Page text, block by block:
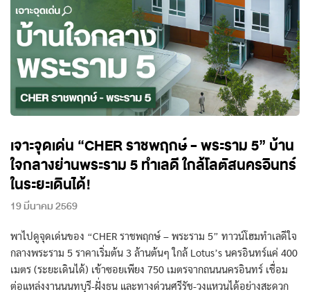
เจาะจุดเด่น “CHER ราชพฤกษ์ - พระราม 5” บ้าน
ใจกลางย่านพระราม 5 ทำเลดี ใกล้โลตัสนครอินทร์
ในระยะเดินได้!
19 มีนาคม 2569
พาไปดูจุดเด่นของ “CHER ราชพฤกษ์ – พระราม 5” ทาวน์โฮมทำเลดีใจ
กลางพระราม 5 ราคาเริ่มต้น 3 ล้านต้นๆ ใกล้ Lotus’s นครอินทร์แค่ 400
เมตร (ระยะเดินได้) เข้าซอยเพียง 750 เมตรจากถนนนครอินทร์ เชื่อม
ต่อแหล่งงานนนทบุรี-ฝั่งธน และทางด่วนศรีรัช-วงแหวนได้อย่างสะดวก